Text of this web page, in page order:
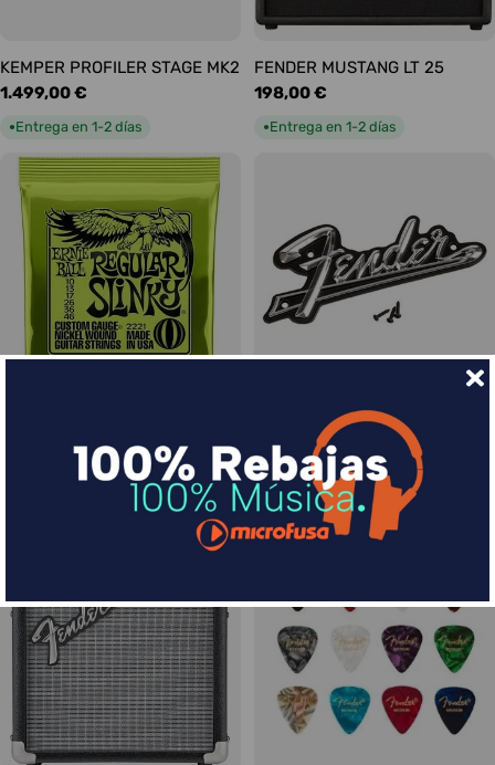
KEMPER PROFILER STAGE MK2
Precio
habitual
1.499,00 €
●Entrega en 1-2 días
FENDER MUSTANG LT 25
Precio
habitual
198,00 €
●Entrega en 1-2 días
Slinky Regular 10-46
FENDER LOGO BLACKFACE
Precio
habitual
17,00 €
● Entrega en 1-2 días